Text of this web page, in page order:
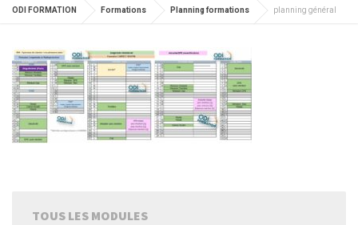
ODI FORMATION Formations Planning formations planning général
TOUS LES MODULES